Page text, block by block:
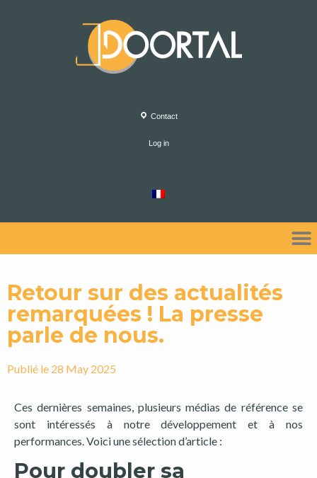
Contact
Log in
Retour sur des actualités
remarquées ! La presse
parle de nous.
Publié le 28 May 2025
Ces dernières semaines, plusieurs médias de référence se
sont intéressés à notre développement et à nos
performances. Voici une sélection d’article :
Pour doubler sa